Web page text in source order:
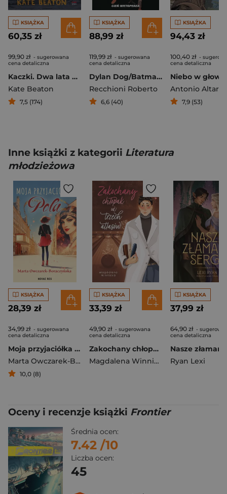
KSIĄŻKA
60,35 zł
99,90 zł - sugerowana
cena detaliczna
Kaczki. Dwa lata na piaskach
Kate Beaton
7,5 (174)
KSIĄŻKA
88,99 zł
119,99 zł - sugerowana
cena detaliczna
Dylan Dog/Batman. Cień nietoperza
Recchioni Roberto
6,6 (40)
KSIĄŻKA
94,43 zł
100,40 zł -
cena detaliczna
Niebo w głowie
Antonio
7,9 (53)
Inne książki z kategorii Literatura
młodzieżowa
KSIĄŻKA
28,39 zł
34,99 zł - sugerowana
cena detaliczna
Moja przyjaciółka Pola
Marta Owczarek-Boraczyńska
10,0 (8)
KSIĄŻKA
33,39 zł
49,90 zł - sugerowana
cena detaliczna
Zakochany chłopak od trzech atlasów
Magdalena Winnicka
KSIĄŻKA
37,99 zł
64,90 zł -
cena detaliczna
Ryan Lexi
Oceny i recenzje książki Frontier
Średnia ocen:
7.42 /10
Liczba ocen:
45